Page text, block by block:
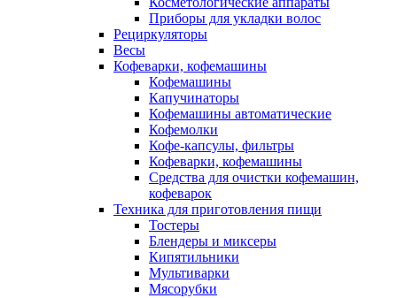
Приборы для укладки волос
Рециркуляторы
Весы
Кофеварки, кофемашины
Кофемашины
Капучинаторы
Кофемашины автоматические
Кофемолки
Кофе-капсулы, фильтры
Кофеварки, кофемашины
Средства для очистки кофемашин,
кофеварок
Техника для приготовления пищи
Тостеры
Блендеры и миксеры
Кипятильники
Мультиварки
Мясорубки